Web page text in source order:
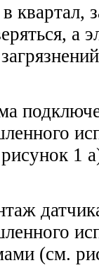
квартал,
а
1
(см.